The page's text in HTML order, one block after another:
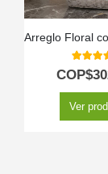
5.00
COP$
Ver